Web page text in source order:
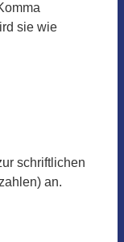
sie wie
schriftlichen
an.